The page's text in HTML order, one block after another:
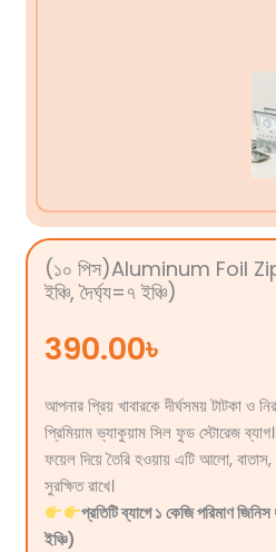
(১০ ‍পিস)Aluminum Foil
ইঞ্চি, দৈর্ঘ্য=৭ ইঞ্চি)
390.00৳
আপনার প্রিয় খাবারকে দীর্ঘসময় টাটকা ও
প্রিমিয়াম ভ্যাকুয়াম সিল ফুড স্টোরেজ
ফয়েল দিয়ে তৈরি হওয়ায় এটি আলো,
সুরক্ষিত রাখে।
প্রতিটি ব্যাগে ১ কেজি পরিমাণ
ইঞ্চি)